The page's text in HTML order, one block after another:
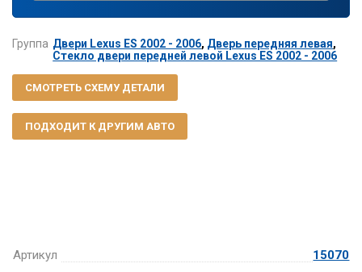
Артикул
15070
Группа Двери Lexus ES 2002 - 2006, Дверь передняя левая,
Стекло двери передней левой Lexus ES 2002 - 2006
СМОТРЕТЬ СХЕМУ ДЕТАЛИ
ПОДХОДИТ К ДРУГИМ АВТО